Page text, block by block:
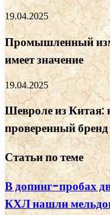
19.04.2025
Промышленный
имеет значение
19.04.2025
Шевроле из Китая:
проверенный бренд
Статьи по теме
В допинг-пробах
КХЛ нашли